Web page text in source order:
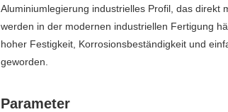
Aluminiumlegierung industrielles Profil, das direkt
werden in der modernen industriellen Fertigung
hoher Festigkeit, Korrosionsbeständigkeit und
geworden.
Parameter